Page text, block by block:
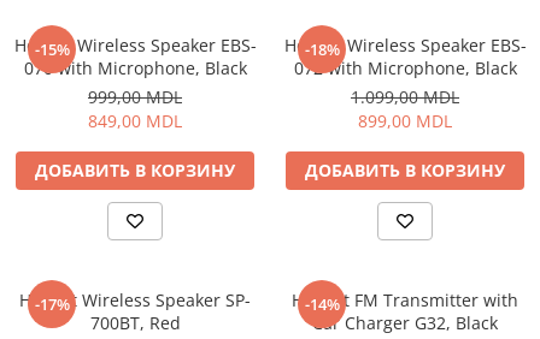
-15%
Helmet Wireless Speaker EBS-
070 with Microphone, Black
999,00 MDL
849,00 MDL
ДОБАВИТЬ В КОРЗИНУ
-18%
Helmet Wireless Speaker EBS-
072 with Microphone, Black
1.099,00 MDL
899,00 MDL
ДОБАВИТЬ В КОРЗИНУ
-17%
Helmet Wireless Speaker SP-
700BT, Red
-14%
Helmet FM Transmitter with
Car Charger G32, Black